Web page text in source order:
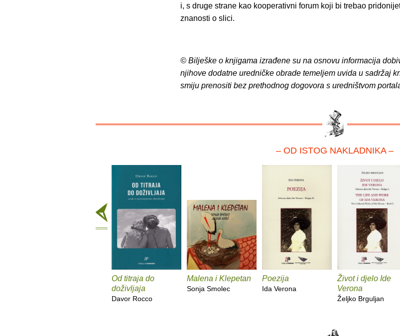
i, s druge strane kao kooperativni forum koji bi trebao
znanosti o slici.
© Bilješke o knjigama izrađene su na osnovu informacija
njihove dodatne uredničke obrade temeljem uvida u sadržaj
smiju prenositi bez prethodnog dogovora s uredništvom
– OD ISTOG NAKLADNIKA –
Od titraja do
doživljaja
Davor Rocco
Malena i Klepetan
Sonja Smolec
Poezija
Ida Verona
Život i djelo Ide
Verona
Željko Brguljan